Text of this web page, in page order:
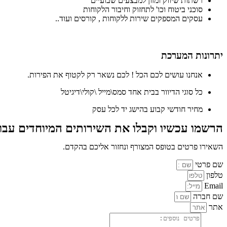
סוכני ביטוח וכו' לתחזוק וחיבור הלקוחות
עסקים המספקים שירות ללקוחות , קורסים ועוד..
יתרונות המערכת
אנחנו עושים לכם הכל ! לכם נשאר רק לקטוף את הפירות.
כל סוגי הדיוור בבית אחד סמס\מייל \קולי\דיגיטל
מחיר חודשי קבוע בהישג יד לכל עסק
הרשמו עכשיו וקבלו את השירותים המיוחדים
השאירו פרטים בטופס המצורף ונחזור אליכם בהקדם.
שם פרטי
טלפון
Email
שם חברה
אתר